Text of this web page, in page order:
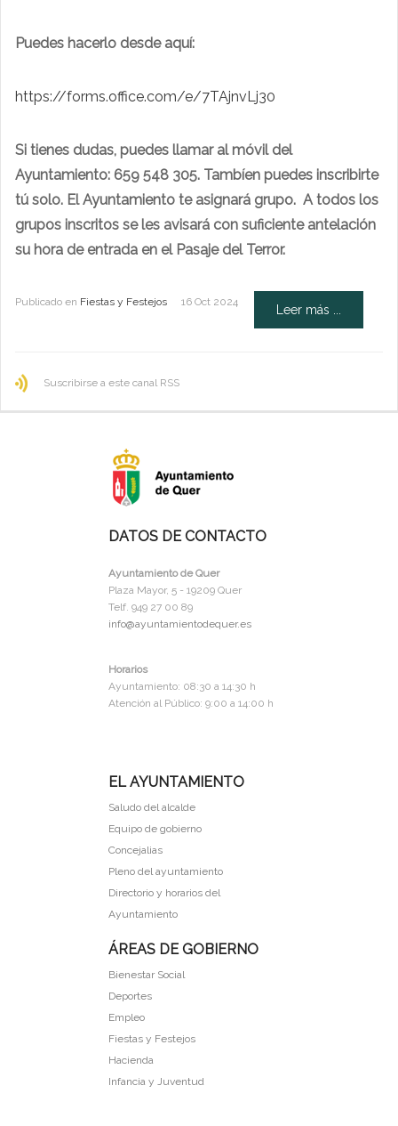
Puedes hacerlo desde aquí:
https://forms.office.com/e/7TAjnvLj30
Si tienes dudas, puedes llamar al móvil del
Ayuntamiento: 659 548 305. Tambíen puedes inscribirte
tú solo. El Ayuntamiento te asignará grupo. A todos los
grupos inscritos se les avisará con suficiente antelación
su hora de entrada en el Pasaje del Terror.
Publicado en Fiestas y Festejos 16 Oct 2024
Leer más ...
Suscribirse a este canal RSS
DATOS DE CONTACTO
Ayuntamiento de Quer
Plaza Mayor, 5 - 19209 Quer
Telf. 949 27 00 89
info@ayuntamientodequer.es
Horarios
Ayuntamiento: 08:30 a 14:30 h
Atención al Público: 9:00 a 14:00 h
EL AYUNTAMIENTO
Saludo del alcalde
Equipo de gobierno
Concejalias
Pleno del ayuntamiento
Directorio y horarios del
Ayuntamiento
ÁREAS DE GOBIERNO
Bienestar Social
Deportes
Empleo
Fiestas y Festejos
Hacienda
Infancia y Juventud